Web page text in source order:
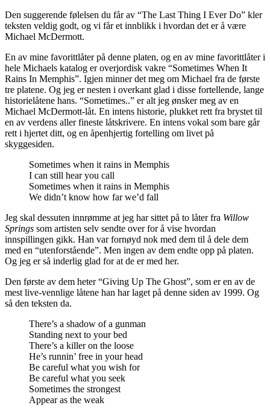
Den suggerende følelsen du får av “The Last Thing I Ever Do” kler
teksten veldig godt, og vi får et innblikk i hvordan det er å være
Michael McDermott.
En av mine favorittlåter på denne platen, og en av mine favorittlåter i
hele Michaels katalog er overjordisk vakre “Sometimes When It
Rains In Memphis”. Igjen minner det meg om Michael fra de første
tre platene. Og jeg er nesten i overkant glad i disse fortellende, lange
historielåtene hans. “Sometimes..” er alt jeg ønsker meg av en
Michael McDermott-låt. En intens historie, plukket rett fra brystet til
en av verdens aller fineste låtskrivere. En intens vokal som bare går
rett i hjertet ditt, og en åpenhjertig fortelling om livet på
skyggesiden.
Sometimes when it rains in Memphis
I can still hear you call
Sometimes when it rains in Memphis
We didn’t know how far we’d fall
Jeg skal dessuten innrømme at jeg har sittet på to låter fra Willow
Springs som artisten selv sendte over for å vise hvordan
innspillingen gikk. Han var fornøyd nok med dem til å dele dem
med en “utenforstående”. Men ingen av dem endte opp på platen.
Og jeg er så inderlig glad for at de er med her.
Den første av dem heter “Giving Up The Ghost”, som er en av de
mest live-vennlige låtene han har laget på denne siden av 1999. Og
så den teksten da.
There’s a shadow of a gunman
Standing next to your bed
There’s a killer on the loose
He’s runnin’ free in your head
Be careful what you wish for
Be careful what you seek
Sometimes the strongest
Appear as the weak